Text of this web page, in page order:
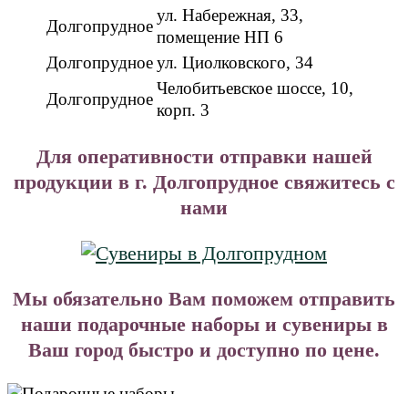
Долгопрудное
ул. Набережная, 33,
помещение НП 6
Долгопрудноеул. Циолковского, 34
Долгопрудное
Челобитьевское шоссе, 10,
корп. 3
Для оперативности отправки нашей
продукции в г. Долгопрудное свяжитесь с
нами
Мы обязательно Вам поможем отправить
наши подарочные наборы и сувениры в
Ваш город быстро и доступно по цене.